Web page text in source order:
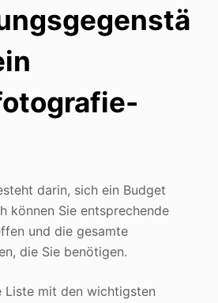
darin, sich ein Budget
können Sie entsprechende
und die gesamte
die Sie benötigen.
Liste mit den wichtigsten